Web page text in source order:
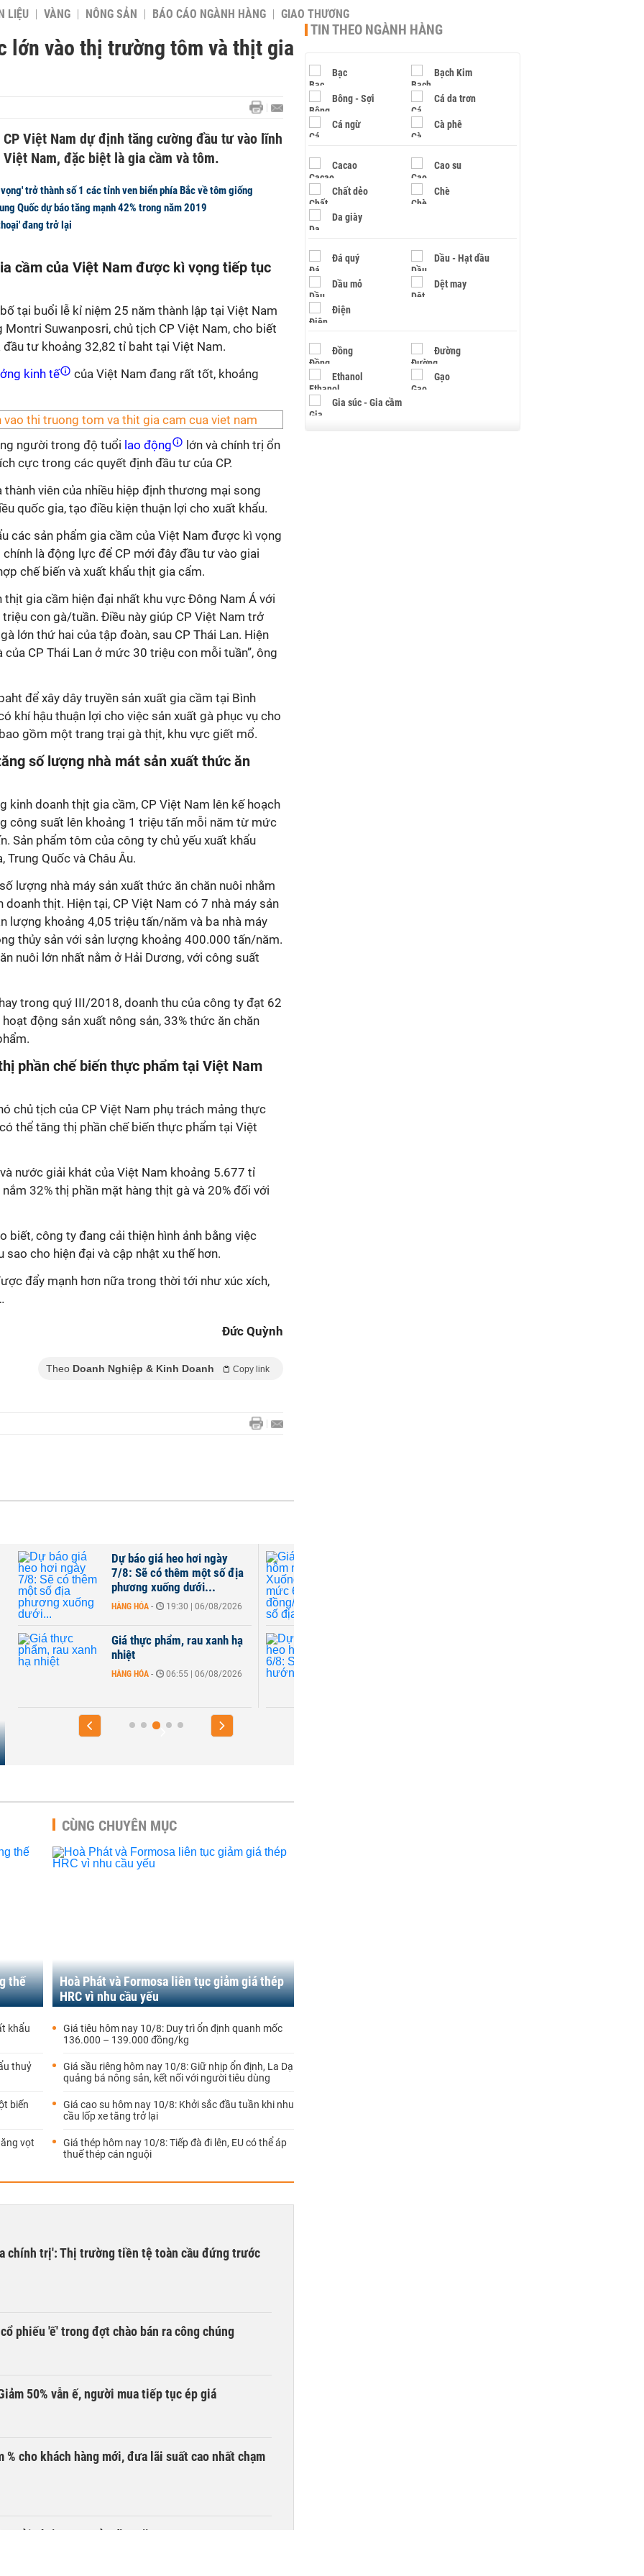
LIỆU VÀNG NÔNG SẢN BÁO CÁO NGÀNH HÀNG GIAO THƯƠNG
lớn vào thị trường tôm và thịt gia
CP Việt Nam dự định tăng cường đầu tư vào lĩnh
Nam, đặc biệt là gia cầm và tôm.
trở thành số 1 các tỉnh ven biển phía Bắc về tôm giống
Quốc dự báo tăng mạnh 42% trong năm 2019
đang trở lại
cầm của Việt Nam được kì vọng tiếp tục
tại buổi lễ kỉ niệm 25 năm thành lập tại Việt Nam
Suwanposri, chủ tịch CP Việt Nam, cho biết
tư khoảng 32,82 tỉ baht tại Việt Nam.
kinh tế
của Việt Nam đang rất tốt, khoảng
người trong độ tuổi lao động
lớn và chính trị ổn
cực trong các quyết định đầu tư của CP.
thành viên của nhiều hiệp định thương mại song
quốc gia, tạo điều kiện thuận lợi cho xuất khẩu.
các sản phẩm gia cầm của Việt Nam được kì vọng
là động lực để CP mới đây đầu tư vào giai
chế biến và xuất khẩu thịt gia cẩm.
gia cầm hiện đại nhất khu vực Đông Nam Á với
con gà/tuần. Điều này giúp CP Việt Nam trở
lớn thứ hai của tập đoàn, sau CP Thái Lan. Hiện
CP Thái Lan ở mức 30 triệu con mỗi tuần”, ông
để xây dây truyền sản xuất gia cầm tại Bình
khí hậu thuận lợi cho việc sản xuất gà phục vụ cho
gồm một trang trại gà thịt, khu vực giết mổ.
số lượng nhà mát sản xuất thức ăn
kinh doanh thịt gia cầm, CP Việt Nam lên kế hoạch
công suất lên khoảng 1 triệu tấn mỗi năm từ mức
Sản phẩm tôm của công ty chủ yếu xuất khẩu
Trung Quốc và Châu Âu.
lượng nhà máy sản xuất thức ăn chăn nuôi nhằm
thịt. Hiện tại, CP Việt Nam có 7 nhà máy sản
lượng khoảng 4,05 triệu tấn/năm và ba nhà máy
thủy sản với sản lượng khoảng 400.000 tấn/năm.
nuôi lớn nhất nằm ở Hải Dương, với công suất
trong quý III/2018, doanh thu của công ty đạt 62
động sản xuất nông sản, 33% thức ăn chăn
phần chế biến thực phẩm tại Việt Nam
chủ tịch của CP Việt Nam phụ trách mảng thực
thể tăng thị phần chế biến thực phẩm tại Việt
nước giải khát của Việt Nam khoảng 5.677 tỉ
32% thị phần mặt hàng thịt gà và 20% đối với
biết, công ty đang cải thiện hình ảnh bằng việc
cho hiện đại và cập nhật xu thế hơn.
đẩy mạnh hơn nữa trong thời tới như xúc xích,
Đức Quỳnh
Theo Doanh Nghiệp & Kinh Doanh Copy link
Dự báo giá heo hơi ngày
7/8: Sẽ có thêm một số địa
phương xuống dưới...
HÀNG HÓA - 19:30 | 06/08/2026
Giá thực phẩm, rau xanh hạ
nhiệt
HÀNG HÓA - 06:55 | 06/08/2026
thế
khẩu
thuỷ
biến
vọt
CÙNG CHUYÊN MỤC
Hoà Phát và Formosa liên tục giảm giá thép
HRC vì nhu cầu yếu
Giá tiêu hôm nay 10/8: Duy trì ổn định quanh mốc
136.000 – 139.000 đồng/kg
Giá sầu riêng hôm nay 10/8: Giữ nhịp ổn định, La Dạ
quảng bá nông sản, kết nối với người tiêu dùng
Giá cao su hôm nay 10/8: Khởi sắc đầu tuần khi nhu
cầu lốp xe tăng trở lại
Giá thép hôm nay 10/8: Tiếp đà đi lên, EU có thể áp
thuế thép cán nguội
chính trị': Thị trường tiền tệ toàn cầu đứng trước
phiếu 'ế' trong đợt chào bán ra công chúng
50% vẫn ế, người mua tiếp tục ép giá
% cho khách hàng mới, đưa lãi suất cao nhất chạm
gửi nhất trong nửa đầu năm 2026?
TIN THEO NGÀNH HÀNG
Bạc Bạch Kim
Bông - Sợi Cá da trơn
Cá ngừ Cà phê
Cacao Cao su
Chất dẻo Chè
Da giày
Đá quý Dầu - Hạt dầu
Dầu mỏ Dệt may
Điện
Đồng Đường
Ethanol Gạo
Gia súc - Gia cầm